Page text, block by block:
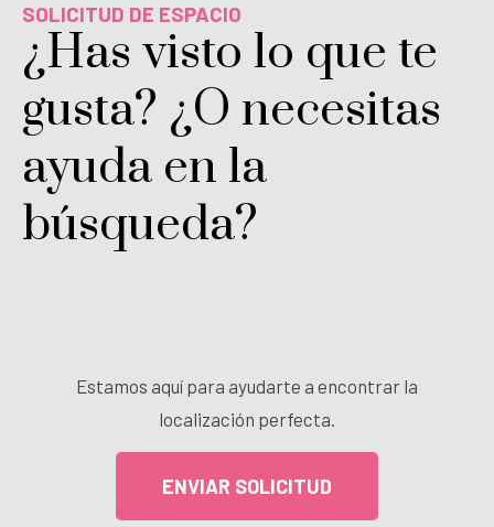
SOLICITUD DE ESPACIO
¿Has visto lo que te
gusta? ¿O necesitas
ayuda en la
búsqueda?
Estamos aquí para ayudarte a encontrar la
localización perfecta.
ENVIAR SOLICITUD